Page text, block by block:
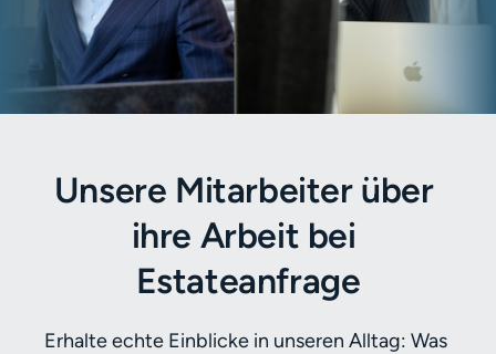
Unsere Mitarbeiter über
ihre Arbeit bei
Estateanfrage
Erhalte echte Einblicke in unseren Alltag: Was